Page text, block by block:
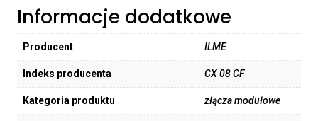
Informacje dodatkowe
Producent ILME
Indeks producenta CX 08 CF
Kategoria produktu złącza modułowe